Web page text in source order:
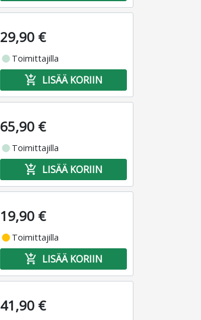
29,90 €
fiber_manual_record Toimittajilla
add_shopping_cart LISÄÄ KORIIN
65,90 €
fiber_manual_record Toimittajilla
add_shopping_cart LISÄÄ KORIIN
19,90 €
fiber_manual_record Toimittajilla
add_shopping_cart LISÄÄ KORIIN
41,90 €